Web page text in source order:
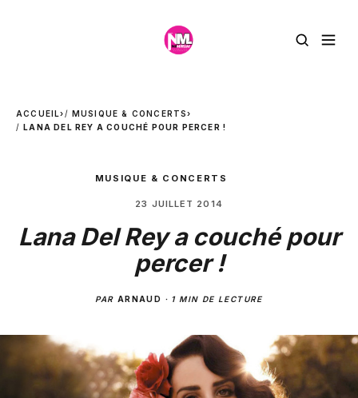
ACCUEIL› MUSIQUE & CONCERTS›
LANA DEL REY A COUCHÉ POUR PERCER !
MUSIQUE & CONCERTS
23 JUILLET 2014
Lana Del Rey a couché pour
percer !
PAR ARNAUD · 1 MIN DE LECTURE